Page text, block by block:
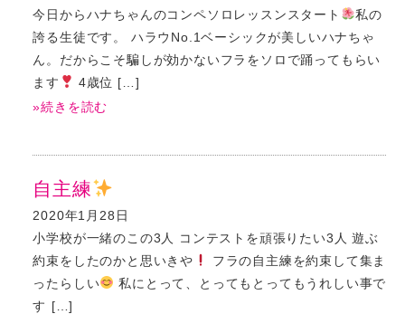
今日からハナちゃんのコンペソロレッスンスタート
私の
誇る生徒です。 ハラウNo.1ベーシックが美しいハナちゃ
ん。だからこそ騙しが効かないフラをソロで踊ってもらい
ます
4歳位 […]
»続きを読む
自主練
2020年1月28日
小学校が一緒のこの3人 コンテストを頑張りたい3人 遊ぶ
約束をしたのかと思いきや
フラの自主練を約束して集ま
ったらしい
私にとって、とってもとってもうれしい事で
す […]